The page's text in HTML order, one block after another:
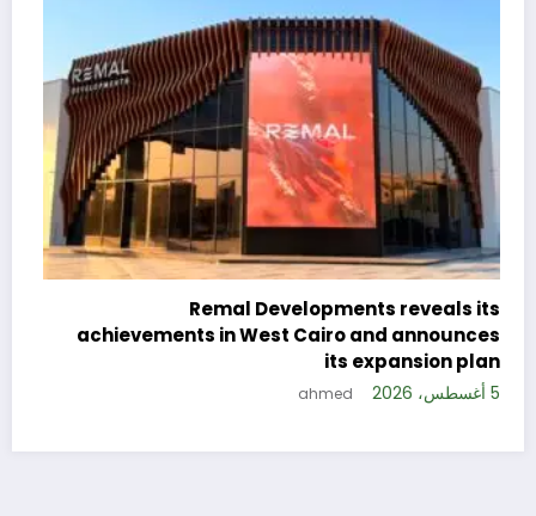
Remal Developments reveals its
achievements in West Cairo and announces
its expansion plan
5 أغسطس، 2026 ahmed